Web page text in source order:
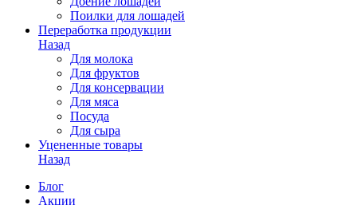
Поилки для лошадей
Переработка продукции
Назад
Для молока
Для фруктов
Для консервации
Для мяса
Посуда
Для сыра
Уцененные товары
Назад
Блог
Акции